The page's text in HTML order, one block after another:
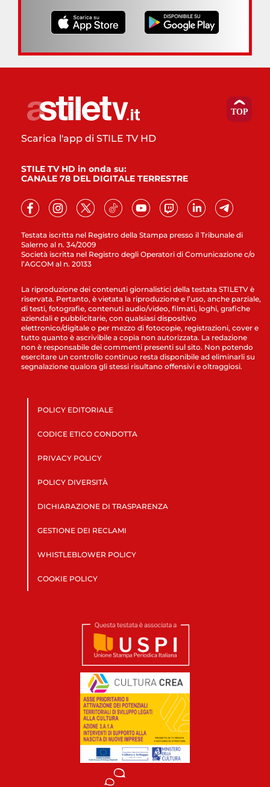
Testata iscritta nel Registro della Stampa presso il Tribunale di
Salerno al n. 34/2009
Società iscritta nel Registro degli Operatori di Comunicazione c/o
l’AGCOM al n. 20133
Scarica l'app di STILE TV HD
STILE TV HD in onda su:
CANALE 78 DEL DIGITALE TERRESTRE
La riproduzione dei contenuti giornalistici della testata STILETV è
riservata. Pertanto, è vietata la riproduzione e l’uso, anche parziale,
di testi, fotografie, contenuti audio/video, filmati, loghi, grafiche
aziendali e pubblicitarie, con qualsiasi dispositivo
elettronico/digitale o per mezzo di fotocopie, registrazioni, cover e
tutto quanto è ascrivibile a copia non autorizzata. La redazione
non è responsabile dei commenti presenti sul sito. Non potendo
esercitare un controllo continuo resta disponibile ad eliminarli su
segnalazione qualora gli stessi risultano offensivi e oltraggiosi.
POLICY EDITORIALE
CODICE ETICO CONDOTTA
PRIVACY POLICY
POLICY DIVERSITÀ
DICHIARAZIONE DI TRASPARENZA
GESTIONE DEI RECLAMI
WHISTLEBLOWER POLICY
COOKIE POLICY